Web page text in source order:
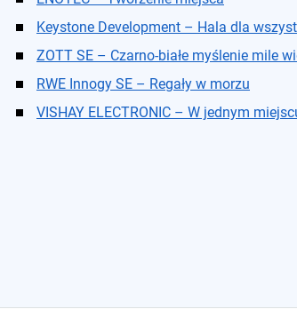
Keystone Development – Hala dla
ZOTT SE – Czarno-białe myślenie mile
RWE Innogy SE – Regały w morzu
VISHAY ELECTRONIC – W jednym